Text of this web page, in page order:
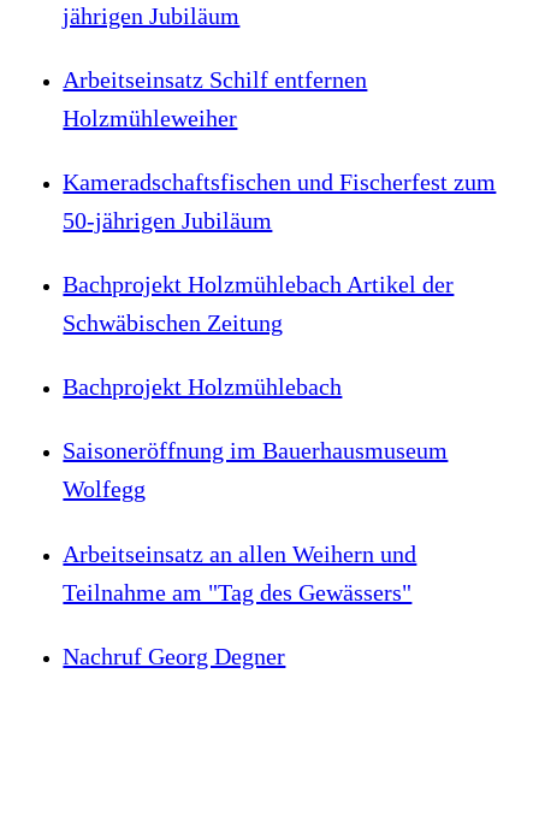
jährigen Jubiläum
Arbeitseinsatz Schilf entfernen
Holzmühleweiher
Kameradschaftsfischen und Fischerfest zum
50-jährigen Jubiläum
Bachprojekt Holzmühlebach Artikel der
Schwäbischen Zeitung
Bachprojekt Holzmühlebach
Saisoneröffnung im Bauerhausmuseum
Wolfegg
Arbeitseinsatz an allen Weihern und
Teilnahme am "Tag des Gewässers"
Nachruf Georg Degner